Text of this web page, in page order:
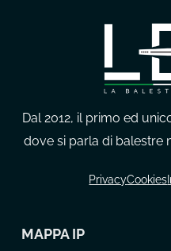
Dal 2012, il primo ed
dove si parla di balestre
PrivacyCookies
MAPPA IP